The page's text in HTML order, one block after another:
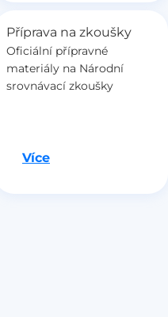
Příprava na zkoušky
Oficiální přípravné
materiály na Národní
srovnávací zkoušky
VíceJdeme na to